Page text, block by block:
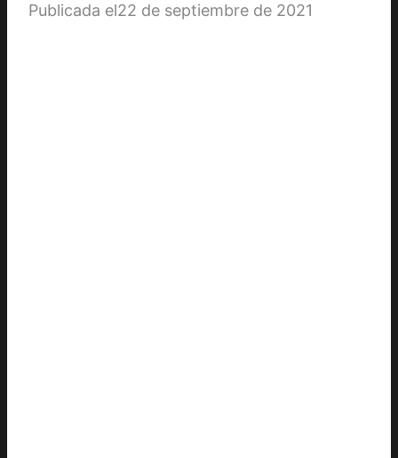
Publicada el22 de septiembre de 2021